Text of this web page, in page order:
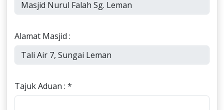
Alamat Masjid :
Tajuk Aduan : *